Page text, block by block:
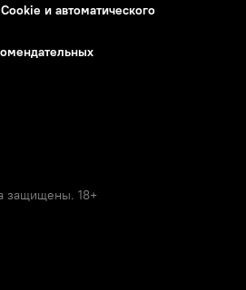
и автоматического
защищены. 18+